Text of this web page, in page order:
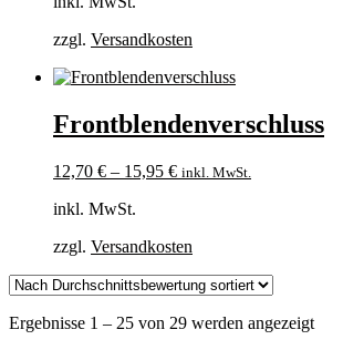
zzgl. Versandkosten
Frontblendenverschluss
12,70 € – 15,95 € inkl. MwSt.
inkl. MwSt.
zzgl. Versandkosten
Ergebnisse 1 – 25 von 29 werden angezeigtNach